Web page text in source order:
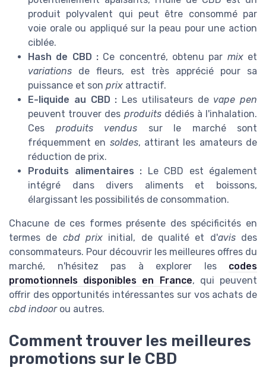
produit polyvalent qui peut être consommé par
voie orale ou appliqué sur la peau pour une action
ciblée.
Hash de CBD : Ce concentré, obtenu par mixet
variations de fleurs, est très apprécié pour sa
puissance et son prix attractif.
E-liquide au CBD : Les utilisateurs de vape pen
peuvent trouver des produitsdédiés à l'inhalation.
Ces produits vendus sur le marché sont
fréquemment en soldes, attirant les amateurs de
réduction de prix.
Produits alimentaires : Le CBD est également
intégré dans divers aliments et boissons,
élargissant les possibilités de consommation.
Chacune de ces formes présente des spécificités en
termes de cbd prix initial, de qualité et d'avisdes
consommateurs. Pour découvrir les meilleures offres du
marché, n'hésitez pas à explorer les codes
promotionnels disponibles en France, qui peuvent
offrir des opportunités intéressantes sur vos achats de
cbd indoorou autres.
Comment trouver les meilleures
promotions sur le CBD